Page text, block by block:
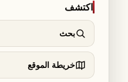
اكتشف
بحث
خريطة الموقع